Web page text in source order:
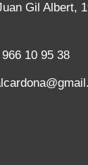
Gil Albert,
10 95 38